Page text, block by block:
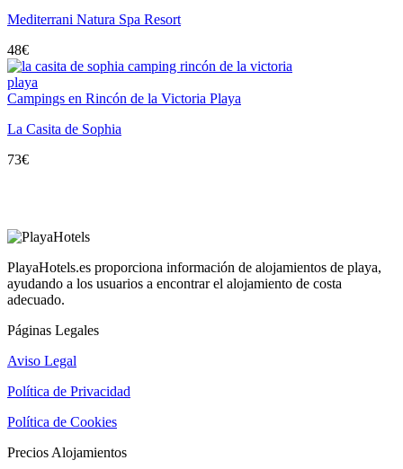
Mediterrani Natura Spa Resort
48€
Campings en Rincón de la Victoria Playa
La Casita de Sophia
73€
PlayaHotels.es proporciona información de alojamientos de playa,
ayudando a los usuarios a encontrar el alojamiento de costa
adecuado.
Páginas Legales
Aviso Legal
Política de Privacidad
Política de Cookies
Precios Alojamientos